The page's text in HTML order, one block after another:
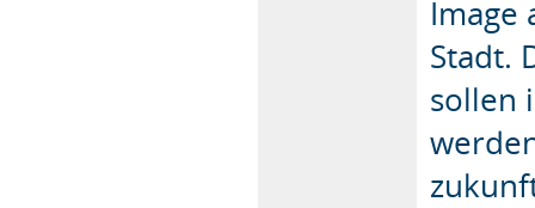
Image
Stadt.
sollen